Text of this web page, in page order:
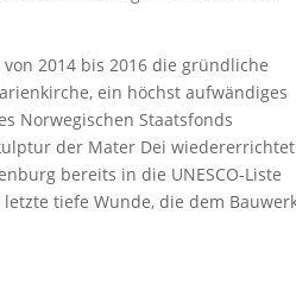
2014 bis 2016 die gründliche
ein höchst aufwändiges
Norwegischen Staatsfonds
der Mater Dei wiedererrichtet
bereits in die UNESCO-Liste
tiefe Wunde, die dem